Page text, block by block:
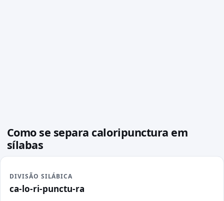
Como se separa caloripunctura em
sílabas
DIVISÃO SILÁBICA
ca-lo-ri-punctu-ra